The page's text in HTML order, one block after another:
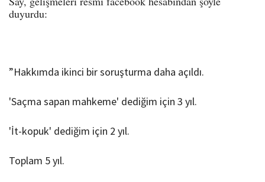
duyurdu:
”Hakkımda ikinci bir soruşturma daha açıldı.
'Saçma sapan mahkeme' dediğim için 3 yıl.
'İt-kopuk' dediğim için 2 yıl.
Toplam 5 yıl.